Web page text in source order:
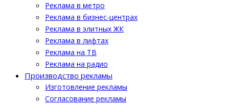
Реклама в метро
Реклама в бизнес-центрах
Реклама в элитных ЖК
Реклама в лифтах
Реклама на ТВ
Реклама на радио
Производство рекламы
Изготовление рекламы
Cогласование рекламы